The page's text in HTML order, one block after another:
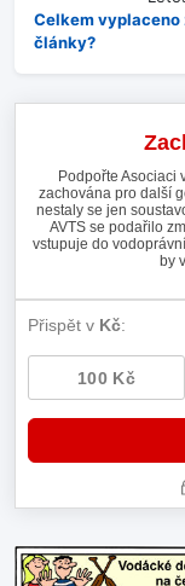
Celkem vyplaceno
články?